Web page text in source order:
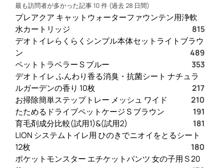
オ
ン
イ
ア
イ
デ
ン
テ
ィ
テ
を
最も訪問者が多かった記事 10 件 (過去 28 日間)
プレアクア キャットウォーターファウンテン用浄軟
水カートリッジ
815
デオトイレらくらくシンプル本体セットライトブラウ
ン
489
ペットトラベラー S ブルー
353
デオトイレ ふんわり香る消臭・抗菌シート ナチュラ
ルガーデンの香り 10枚
217
お掃除簡単ステップトレー メッシュ ワイド
210
たためるドライブペットケージ S ブラウン
191
育毛剤成分比較(試用1)&(試用2)
181
LION システムトイレ用 ひのきでニオイをとるシート
12枚
180
ポケットモンスター エチケットパンツ 女の子用 S 20